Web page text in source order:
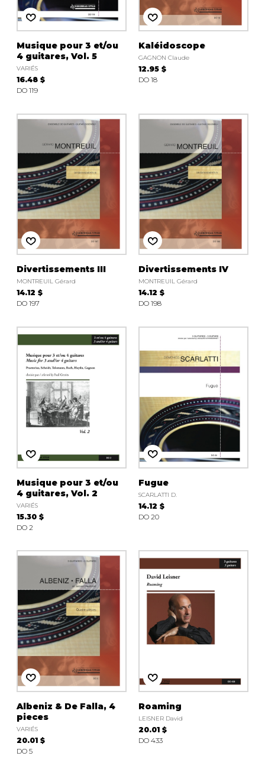
Musique pour 3 et/ou
4 guitares, Vol. 5
VARIÉS
16.48 $
DO 119
Kaléidoscope
GAGNON Claude
12.95 $
DO 18
Divertissements III
MONTREUIL Gérard
14.12 $
DO 197
Divertissements IV
MONTREUIL Gérard
14.12 $
DO 198
Musique pour 3 et/ou
4 guitares, Vol. 2
VARIÉS
15.30 $
DO 2
Fugue
SCARLATTI D.
14.12 $
DO 20
Albeniz & De Falla, 4
pieces
VARIÉS
20.01 $
DO 5
Roaming
LEISNER David
20.01 $
DO 433